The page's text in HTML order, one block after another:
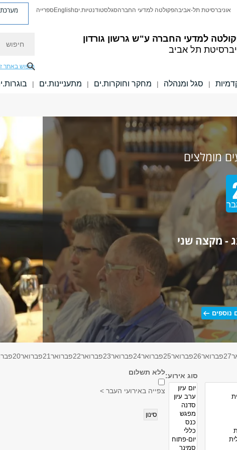
למדעי החברה ע"ש גרשון גורדון
תל אביב
אוניברסיטת תל-אביבהפקולטה למדעי החברהסגלסטודנטיות.יםEnglishספרייה מערכת
חיפוש באתר
| סגל ומנהלה | מחקר וחוקרות.ים | מתעניינות.ים |
מומלצים
- מקצה שני
נוספים
27פברואר26פברואר25פברואר24פברואר23פברואר22פברואר21פברואר20
סוג אירוע:ללא תשלום
צפייה באירועי העבר >